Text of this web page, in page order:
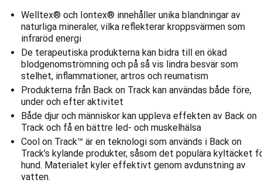
Welltex® och Iontex® innehåller unika blandningar av
naturliga mineraler, vilka reflekterar kroppsvärmen som
infraröd energi
De terapeutiska produkterna kan bidra till en ökad
blodgenomströmning och på så vis lindra besvär som
stelhet, inflammationer, artros och reumatism
Produkterna från Back on Track kan användas både före,
under och efter aktivitet
Både djur och människor kan uppleva effekten av Back on
Track och få en bättre led- och muskelhälsa
Cool on Track™ är en teknologi som används i Back on
Track’s kylande produkter, såsom det populära kyltäcket
hund. Materialet kyler effektivt genom avdunstning av
vatten.